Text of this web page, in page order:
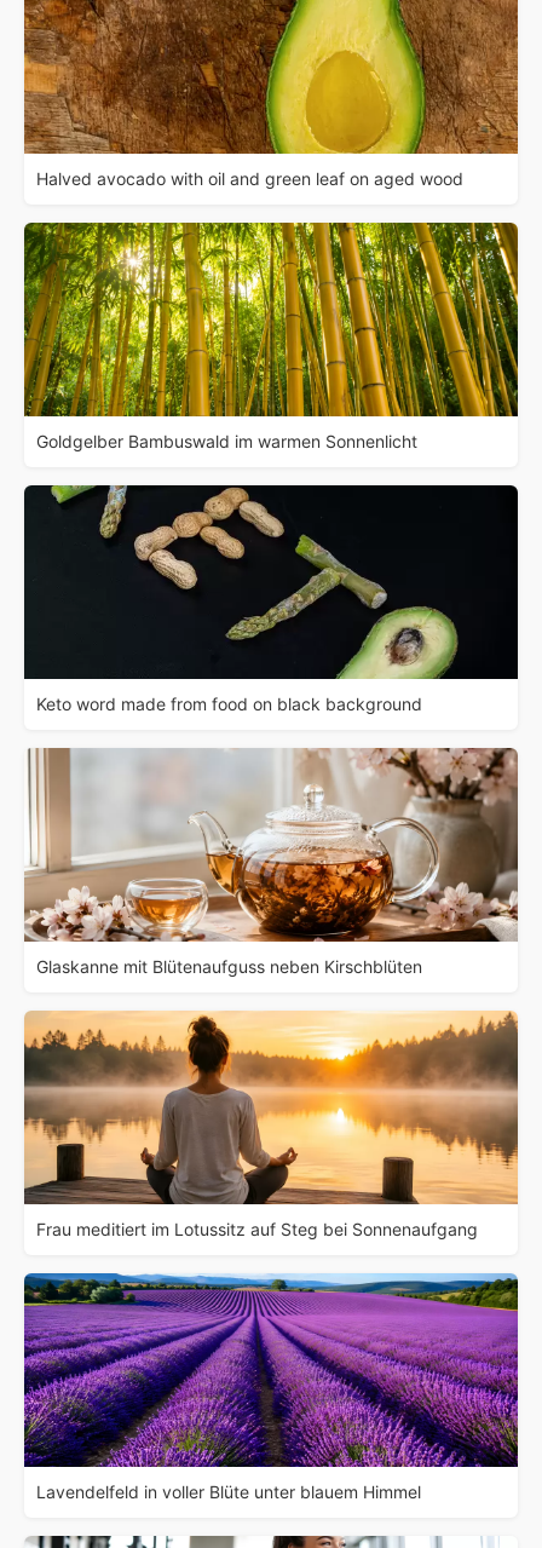
Halved avocado with oil and green leaf on aged wood
Goldgelber Bambuswald im warmen Sonnenlicht
Keto word made from food on black background
Glaskanne mit Blütenaufguss neben Kirschblüten
Frau meditiert im Lotussitz auf Steg bei Sonnenaufgang
Lavendelfeld in voller Blüte unter blauem Himmel